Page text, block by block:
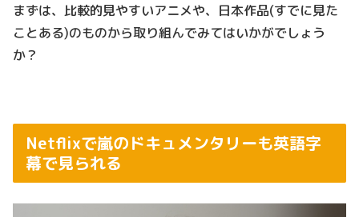
まずは、比較的見やすいアニメや、日本作品(すでに見た
ことある)のものから取り組んでみてはいかがでしょう
か？
Netflixで嵐のドキュメンタリーも英語字
幕で見られる